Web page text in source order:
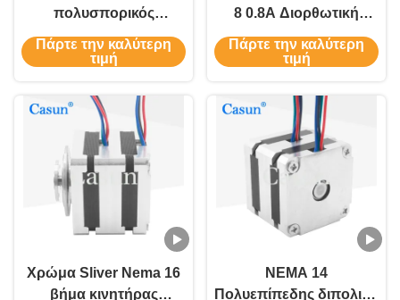
πολυσπορικός
διπολικός βήμα
κινητήρας NEMA 17
αυτοματισμού
Πάρτε την καλύτερη
τιμή
8 0.8A Διορθωτική
προσαρμογή διπολικού
κινητήρα βήματος για
φως
Πάρτε την καλύτερη
τιμή
Χρώμα Sliver Nema 16
βήμα κινητήρας
NEMA 14
Πολυεπίπεδης διπολική